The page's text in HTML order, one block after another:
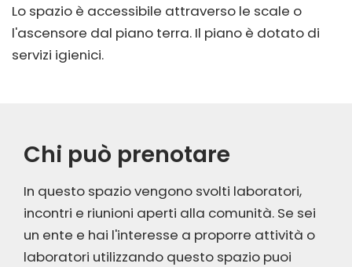
Lo spazio è accessibile attraverso le scale o
l'ascensore dal piano terra. Il piano è dotato di
servizi igienici.
Chi può prenotare
In questo spazio vengono svolti laboratori,
incontri e riunioni aperti alla comunità. Se sei
un ente e hai l'interesse a proporre attività o
laboratori utilizzando questo spazio puoi